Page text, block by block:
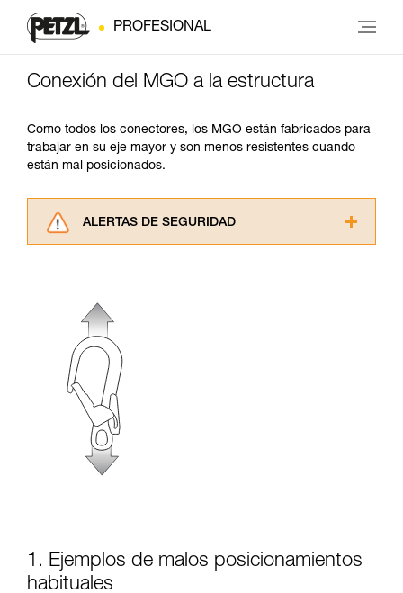
PROFESIONAL
Conexión del MGO a la estructura
Como todos los conectores, los MGO están fabricados para
trabajar en su eje mayor y son menos resistentes cuando
están mal posicionados.
ALERTAS DE SEGURIDAD
información de la ficha técnica para poder
comprender este complemento informativo.
Dominar estas técnicas requiere una formación
y un entrenamiento específico. Confirme a
través de un profesional su capacidad para
ejecutar estas técnicas, solo y con total
seguridad, antes de ejecutarlas de forma
autónoma.
Damos ejemplos de técnicas relacionadas con
su actividad. Pueden existir otras que no
1. Ejemplos de malos posicionamientos
habituales